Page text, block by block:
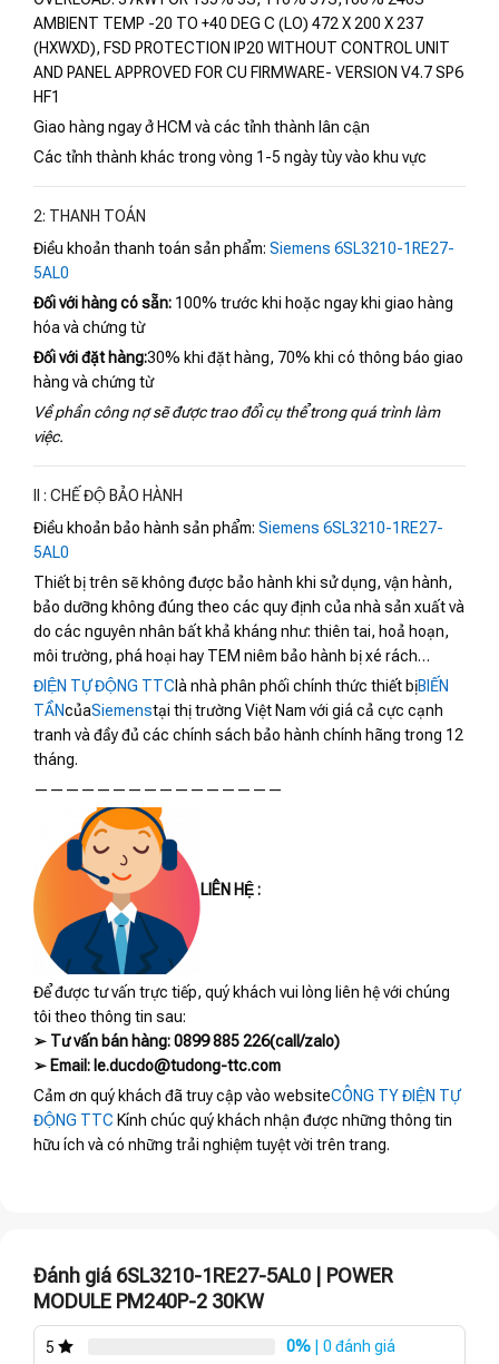
AMBIENT TEMP -20 TO +40 DEG C (LO) 472 X 200 X 237
(HXWXD), FSD PROTECTION IP20 WITHOUT CONTROL UNIT
AND PANEL APPROVED FOR CU FIRMWARE- VERSION V4.7 SP6
HF1
Giao hàng ngay ở HCM và các tỉnh thành lân cận
Các tỉnh thành khác trong vòng 1-5 ngày tùy vào khu vực
2: THANH TOÁN
Điều khoản thanh toán sản phẩm: Siemens 6SL3210-1RE27-
5AL0
Đối với hàng có sẵn: 100% trước khi hoặc ngay khi giao hàng
hóa và chứng từ
Đối với đặt hàng:30% khi đặt hàng, 70% khi có thông báo giao
hàng và chứng từ
Về phần công nợ sẽ được trao đổi cụ thể trong quá trình làm
việc.
II : CHẾ ĐỘ BẢO HÀNH
Điều khoản bảo hành sản phẩm: Siemens 6SL3210-1RE27-
5AL0
Thiết bị trên sẽ không được bảo hành khi sử dụng, vận hành,
bảo dưỡng không đúng theo các quy định của nhà sản xuất và
do các nguyên nhân bất khả kháng như: thiên tai, hoả hoạn,
môi trường, phá hoại hay TEM niêm bảo hành bị xé rách…
ĐIỆN TỰ ĐỘNG TTC là nhà phân phối chính thức thiết bịBIẾN
TẦNcủaSiemenstại thị trường Việt Nam với giá cả cực cạnh
tranh và đầy đủ các chính sách bảo hành chính hãng trong 12
tháng.
————————————————
LIÊN HỆ :
Để được tư vấn trực tiếp, quý khách vui lòng liên hệ với chúng
tôi theo thông tin sau:
➢ Tư vấn bán hàng: 0899 885 226(call/zalo)
➢ Email: le.ducdo@tudong-ttc.com
Cảm ơn quý khách đã truy cập vào websiteCÔNG TY ĐIỆN TỰ
ĐỘNG TTC Kính chúc quý khách nhận được những thông tin
hữu ích và có những trải nghiệm tuyệt vời trên trang.
Đánh giá 6SL3210-1RE27-5AL0 | POWER
MODULE PM240P-2 30KW
5 0% | 0 đánh giá